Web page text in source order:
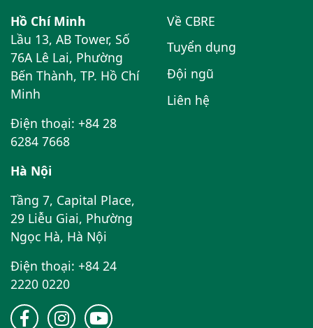
Hồ Chí Minh
Lầu 13, AB Tower, Số
76A Lê Lai, Phường
Bến Thành, TP. Hồ Chí
Minh
Điện thoại: +84 28
6284 7668
Hà Nội
Tầng 7, Capital Place,
29 Liễu Giai, Phường
Ngọc Hà, Hà Nội
Điện thoại: +84 24
2220 0220
Về CBRE
Tuyển dụng
Đội ngũ
Liên hệ